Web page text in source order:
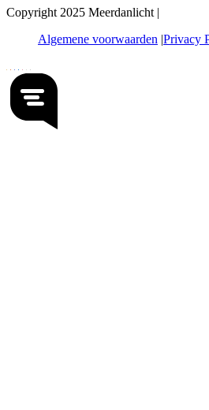
Copyright 2025 Meerdanlicht |
Algemene voorwaarden Privacy